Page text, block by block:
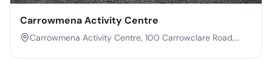
Carrowmena Activity Centre
Carrowmena Activity Centre, 100 Carrowclare Road,